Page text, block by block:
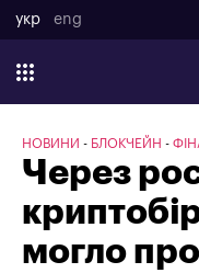
укр eng
НОВИНИ БЛОКЧЕЙН
Через
могло